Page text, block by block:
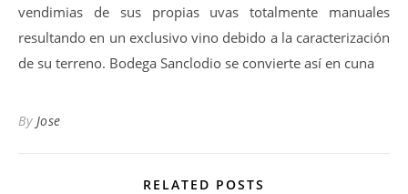
vendimias de sus propias uvas totalmente manuales
resultando en un exclusivo vino debido a la caracterización
de su terreno. Bodega Sanclodio se convierte así en cuna
By Jose
RELATED POSTS